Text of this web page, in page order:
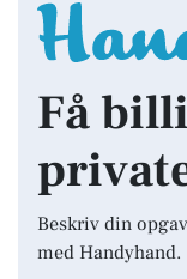
Få
Beskriv din
med Handyhand.